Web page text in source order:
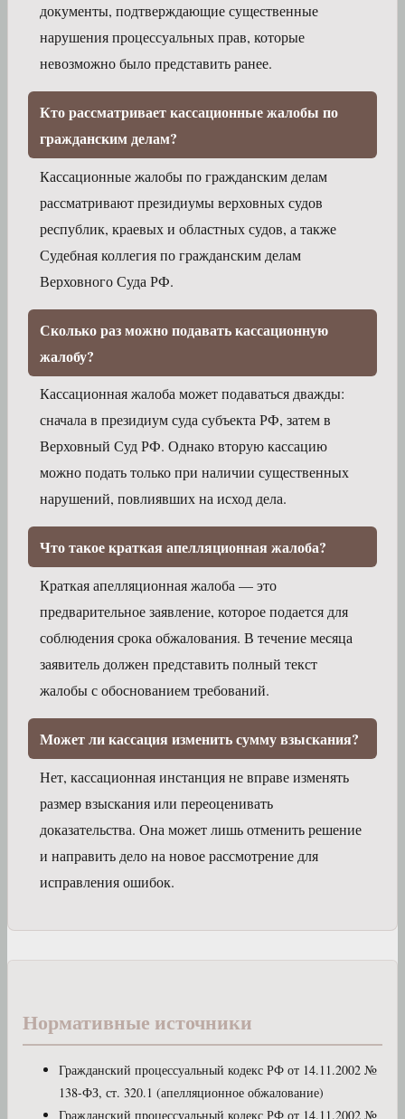
документы, подтверждающие существенные
нарушения процессуальных прав, которые
невозможно было представить ранее.
Кто рассматривает кассационные жалобы по
гражданским делам?
Кассационные жалобы по гражданским делам
рассматривают президиумы верховных судов
республик, краевых и областных судов, а также
Судебная коллегия по гражданским делам
Верховного Суда РФ.
Сколько раз можно подавать кассационную
жалобу?
Кассационная жалоба может подаваться дважды:
сначала в президиум суда субъекта РФ, затем в
Верховный Суд РФ. Однако вторую кассацию
можно подать только при наличии существенных
нарушений, повлиявших на исход дела.
Что такое краткая апелляционная жалоба?
Краткая апелляционная жалоба — это
предварительное заявление, которое подается для
соблюдения срока обжалования. В течение месяца
заявитель должен представить полный текст
жалобы с обоснованием требований.
Может ли кассация изменить сумму взыскания?
Нет, кассационная инстанция не вправе изменять
размер взыскания или переоценивать
доказательства. Она может лишь отменить решение
и направить дело на новое рассмотрение для
исправления ошибок.
Нормативные источники
Гражданский процессуальный кодекс РФ от 14.11.2002 №
138-ФЗ, ст. 320.1 (апелляционное обжалование)
Гражданский процессуальный кодекс РФ от 14.11.2002 №